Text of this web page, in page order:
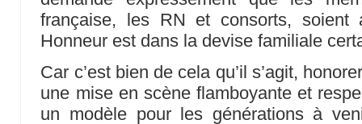
française, les RN et consorts, soient
Honneur est dans la devise familiale
Car c’est bien de cela qu’il s’agit,
une mise en scène flamboyante et
un modèle pour les générations à